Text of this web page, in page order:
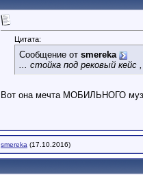
Цитата:
Сообщение от smereka
... стойка под рековый
Вот она мечта МОБИЛЬНОГО
smereka (17.10.2016)